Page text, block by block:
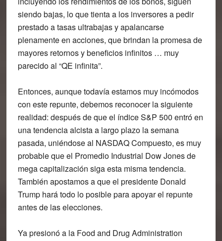
siendo bajas, lo que tienta a los inversores a pedir
prestado a tasas ultrabajas y apalancarse
plenamente en acciones, que brindan la promesa de
mayores retornos y beneficios infinitos … muy
parecido al “QE infinita”.
Entonces, aunque todavía estamos muy incómodos
con este repunte, debemos reconocer la siguiente
realidad: después de que el índice S&P 500 entró en
una tendencia alcista a largo plazo la semana
pasada, uniéndose al NASDAQ Compuesto, es muy
probable que el Promedio Industrial Dow Jones de
mega capitalización siga esta misma tendencia.
También apostamos a que el presidente Donald
Trump hará todo lo posible para apoyar el repunte
antes de las elecciones.
Ya presionó a la Food and Drug Administration